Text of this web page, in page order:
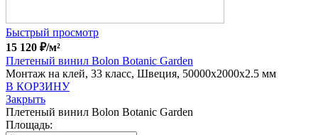
Быстрый просмотр
15 120 ₽/м²
Плетеный винил Bolon Botanic Garden
Монтаж на клей, 33 класс, Швеция, 50000x2000x2.5 мм
В КОРЗИНУ
Закрыть
Плетеный винил Bolon Botanic Garden
Площадь: